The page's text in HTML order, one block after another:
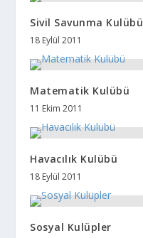
Sivil Savunma Kulübü
18 Eylül 2011
Matematik Kulübü
11 Ekim 2011
Havacılık Kulübü
18 Eylül 2011
Sosyal Kulüpler